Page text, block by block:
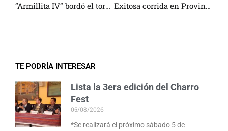
“Armillita IV” bordó el toreo en Ags.; orejas para Romero en Zacatecas Exitosa corrida en Provincia Juriquilla
TE PODRÍA INTERESAR
Lista la 3era edición del Charro
Fest
05/08/2026
*Se realizará el próximo sábado 5 de